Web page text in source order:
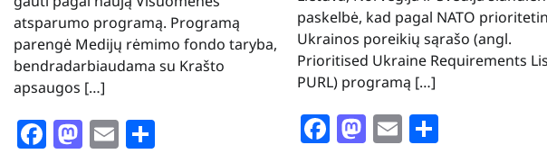
atsparumo programą. Programą
parengė Medijų rėmimo fondo taryba,
bendradarbiaudama su Krašto
apsaugos […]
Facebook
Mastodon
Email
paskelbė, kad pagal NATO
Ukrainos poreikių sąrašo (angl.
Prioritised Ukraine Requirements
PURL) programą […]
Facebook
Mastodon
Email